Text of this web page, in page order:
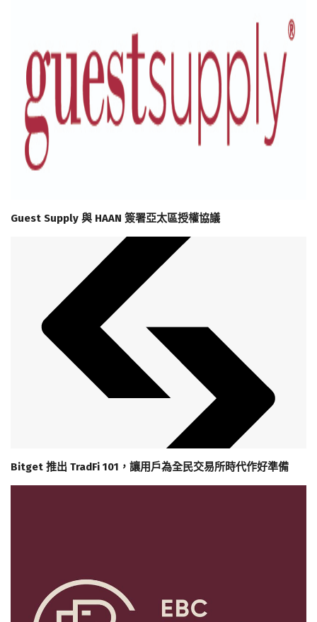
Guest Supply 與 HAAN 簽署亞太區授權協議
Bitget 推出 TradFi 101，讓用戶為全民交易所時代作好準備